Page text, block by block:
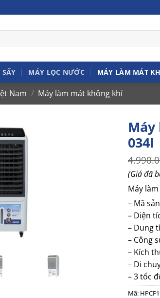
MÁY LỌC NƯỚC MÁY LÀM MÁT
Nam / Máy làm mát không khí
Máy
034I
(Giá đã
Máy
– Mã
– Diện
– Dung
– Công
– Kích
– Di
– 3 tốc
Mã: